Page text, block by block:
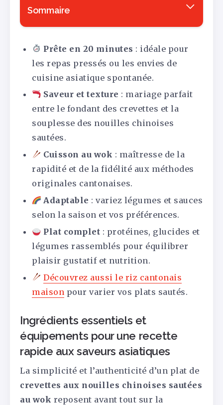
Sommaire
Prête en 20 minutes : idéale pour
les repas pressés ou les envies de
cuisine asiatique spontanée.
Saveur et texture : mariage parfait
entre le fondant des crevettes et la
souplesse des nouilles chinoises
sautées.
Cuisson au wok : maîtresse de la
rapidité et de la fidélité aux méthodes
originales cantonaises.
Adaptable : variez légumes et sauces
selon la saison et vos préférences.
Plat complet : protéines, glucides et
légumes rassemblés pour équilibrer
plaisir gustatif et nutrition.
Découvrez aussi le riz cantonais
maison pour varier vos plats sautés.
Ingrédients essentiels et
équipements pour une recette
rapide aux saveurs asiatiques
La simplicité et l’authenticité d’un plat de
crevettes aux nouilles chinoises sautées
au wok reposent avant tout sur la